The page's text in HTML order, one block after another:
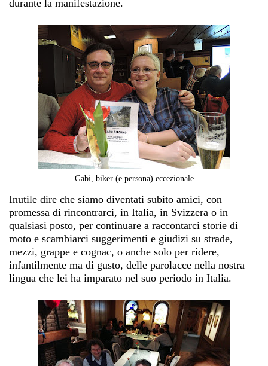
durante la manifestazione.
Gabi, biker (e persona) eccezionale
Inutile dire che siamo diventati subito amici, con
promessa di rincontrarci, in Italia, in Svizzera o in
qualsiasi posto, per continuare a raccontarci storie di
moto e scambiarci suggerimenti e giudizi su strade,
mezzi, grappe e cognac, o anche solo per ridere,
infantilmente ma di gusto, delle parolacce nella nostra
lingua che lei ha imparato nel suo periodo in Italia.